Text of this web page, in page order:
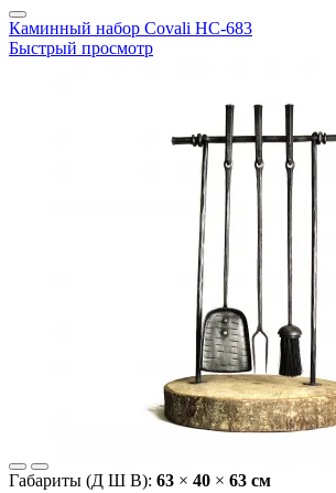
Каминный набор Covali HC-683
Быстрый просмотр
Габариты (Д Ш В): 63 × 40 × 63 cм